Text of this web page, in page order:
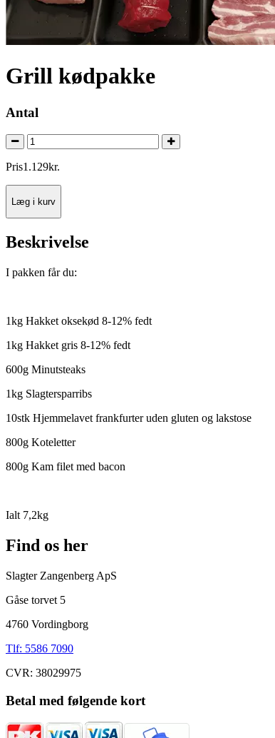
Grill kødpakke
Antal
Pris1.129kr.
Læg i kurv
Beskrivelse
I pakken får du:
1kg Hakket oksekød 8-12% fedt
1kg Hakket gris 8-12% fedt
600g Minutsteaks
1kg Slagtersparribs
10stk Hjemmelavet frankfurter uden gluten og lakstose
800g Koteletter
800g Kam filet med bacon
Ialt 7,2kg
Find os her
Slagter Zangenberg ApS
Gåse torvet 5
4760 Vordingborg
Tlf: 5586 7090
CVR: 38029975
Betal med følgende kort